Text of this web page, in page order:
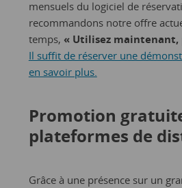
mensuels du logiciel de
recommandons notre offre
temps, « Utilisez
Il suffit de réserver une
en savoir plus.
Promotion
plateformes de
Grâce à une présence sur un